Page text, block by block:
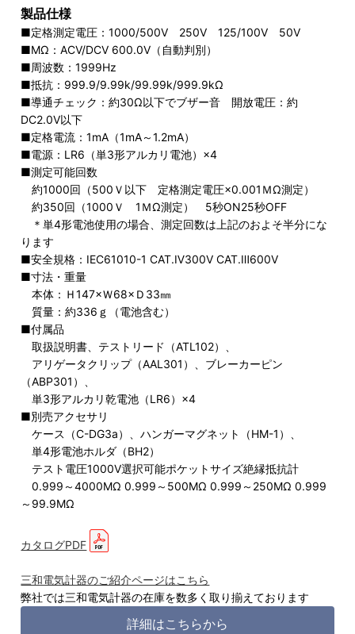
製品仕様
■定格測定電圧：1000/500V 250V 125/100V 50V
■MΩ：ACV/DCV 600.0V（自動判別）
■周波数：1999Hz
■抵抗：999.9/9.99k/99.99k/999.9kΩ
■導通チェック：約30Ω以下でブザー音 開放電圧：約
DC2.0V以下
■定格電流：1mA（1mA～1.2mA）
■電源：LR6（単3形アルカリ電池）×4
■測定可能回数
約1000回（500Ｖ以下 定格測定電圧×0.001ＭΩ測定）
約350回（1000Ｖ 1ＭΩ測定） 5秒ON25秒OFF
＊単4形電池使用の場合、測定回数は上記のおよそ半分にな
ります
■安全規格：IEC61010-1 CAT.Ⅳ300V CAT.Ⅲ600V
■寸法・重量
本体：Ｈ147×Ｗ68×Ｄ33㎜
質量：約336ｇ（電池含む）
■付属品
取扱説明書、テストリード（ATL102）、
アリゲータクリップ（AAL301）、ブレーカーピン
（ABP301）、
単3形アルカリ乾電池（LR6）×4
■別売アクセサリ
ケース（C-DG3a）、ハンガーマグネット（HM-1）、
単4形電池ホルダ（BH2）
テスト電圧1000V選択可能ポケットサイズ絶縁抵抗計
0.999～4000MΩ 0.999～500MΩ 0.999～250MΩ 0.999
～99.9MΩ
カタログPDF
三和電気計器のご紹介ページはこちら
弊社では三和電気計器の在庫を数多く取り揃えております
詳細はこちらから